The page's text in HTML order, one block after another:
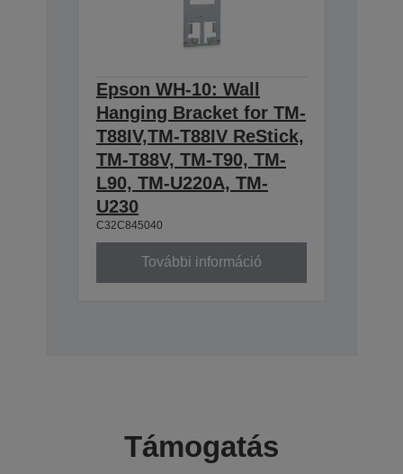
Epson WH-10: Wall
Hanging Bracket for TM-
T88IV,TM-T88IV ReStick,
TM-T88V, TM-T90, TM-
L90, TM-U220A, TM-
U230
C32C845040
További információ
Támogatás